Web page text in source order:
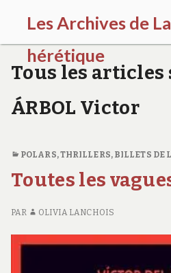
Les Archives de
hérétique
(
2
0
-
2
0
2
)
Tous les articles
ÁRBOL Victor
POLARS, THRILLERS, BILLETS DE
Toutes les
PAR OLIVIA LANCHOIS